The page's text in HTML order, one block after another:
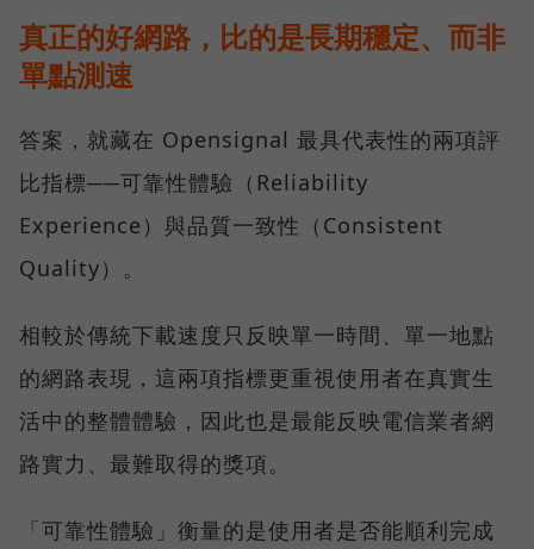
真正的好網路，比的是長期穩定、而非
單點測速
答案，就藏在 Opensignal 最具代表性的兩項評
比指標──可靠性體驗（Reliability
Experience）與品質一致性（Consistent
Quality）。
相較於傳統下載速度只反映單一時間、單一地點
的網路表現，這兩項指標更重視使用者在真實生
活中的整體體驗，因此也是最能反映電信業者網
路實力、最難取得的獎項。
「可靠性體驗」衡量的是使用者是否能順利完成